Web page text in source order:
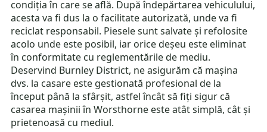
condiția în care se află. După îndepărtarea vehiculului,
acesta va fi dus la o facilitate autorizată, unde va fi
reciclat responsabil. Piesele sunt salvate și refolosite
acolo unde este posibil, iar orice deșeu este eliminat
în conformitate cu reglementările de mediu.
Deservind Burnley District, ne asigurăm că mașina
dvs. la casare este gestionată profesional de la
început până la sfârșit, astfel încât să fiți sigur că
casarea mașinii în Worsthorne este atât simplă, cât și
prietenoasă cu mediul.